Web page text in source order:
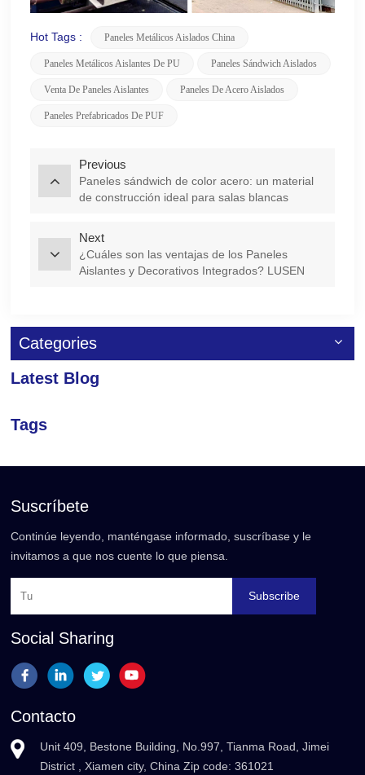
Hot Tags : Paneles Metálicos Aislados China
Paneles Metálicos Aislantes De PU Paneles Sándwich Aislados
Venta De Paneles Aislantes Paneles De Acero Aislados
Paneles Prefabricados De PUF
Previous
Paneles sándwich de color acero: un material
de construcción ideal para salas blancas
Next
¿Cuáles son las ventajas de los Paneles
Aislantes y Decorativos Integrados? LUSEN
Categories
Latest Blog
Tags
Suscríbete
Continúe leyendo, manténgase informado, suscríbase y le
invitamos a que nos cuente lo que piensa.
Subscribe
Social Sharing
Contacto
Unit 409, Bestone Building, No.997, Tianma Road, Jimei
District , Xiamen city, China Zip code: 361021